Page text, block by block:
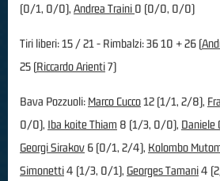
(0/1, 0/0), Andrea Traini 0 (0/0, 0/0)
Tiri liberi: 15 / 21 - Rimbalzi: 36 10 + 26 (
25 (Riccardo Arienti7)
Bava Pozzuoli: Marco Cucco12 (1/1, 2/8),
0/0), Iba koite Thiam 8 (1/3, 0/0), Daniele
Georgi Sirakov 6 (0/1, 2/4), Kolombo
Simonetti4 (1/3, 0/1), Georges Tamani4